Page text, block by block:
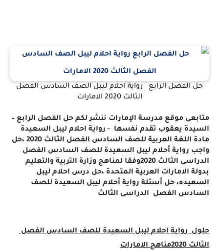
حل الفصل الرابع رواية احلام ليبل الصف السادس الفصل
الثالث 2020 الامارات
متابعى موقع مدرسة الإمارات ننشر لكم حل الفصل الرابع –
السيدة يعقوب تقدم نفسها - رواية احلام ليبل السعيدة
مادة اللغة العربية للصف السادس الفصل
الثالث 2020 ،حل
واجب رواية أحلام ليبل السعيدة للصف السادس الفصل
الدراسى الثالث 2020
وفقا لمناهج وزارة التربية والتعليم
بدولة الامارات العربية المتحدة ،حل درس احلام ليبل
السعيده، حل أسئلة رواية أحلام ليبل السعيدة للصف
السادس الفصل الدراسى الثالث
حلول رواية احلام ليبل السعيدة للصف السادس الفصل
الثالث2020مناهج الامارات